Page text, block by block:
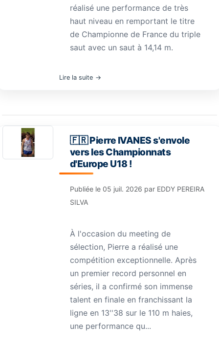
réalisé une performance de très
haut niveau en remportant le titre
de Championne de France du triple
saut avec un saut à 14,14 m.
Lire la suite
🇫🇷 Pierre IVANES s'envole
vers les Championnats
d'Europe U18 !
Publiée le 05 juil. 2026 par EDDY PEREIRA
SILVA
À l'occasion du meeting de
sélection, Pierre a réalisé une
compétition exceptionnelle. Après
un premier record personnel en
séries, il a confirmé son immense
talent en finale en franchissant la
ligne en 13''38 sur le 110 m haies,
une performance qu...